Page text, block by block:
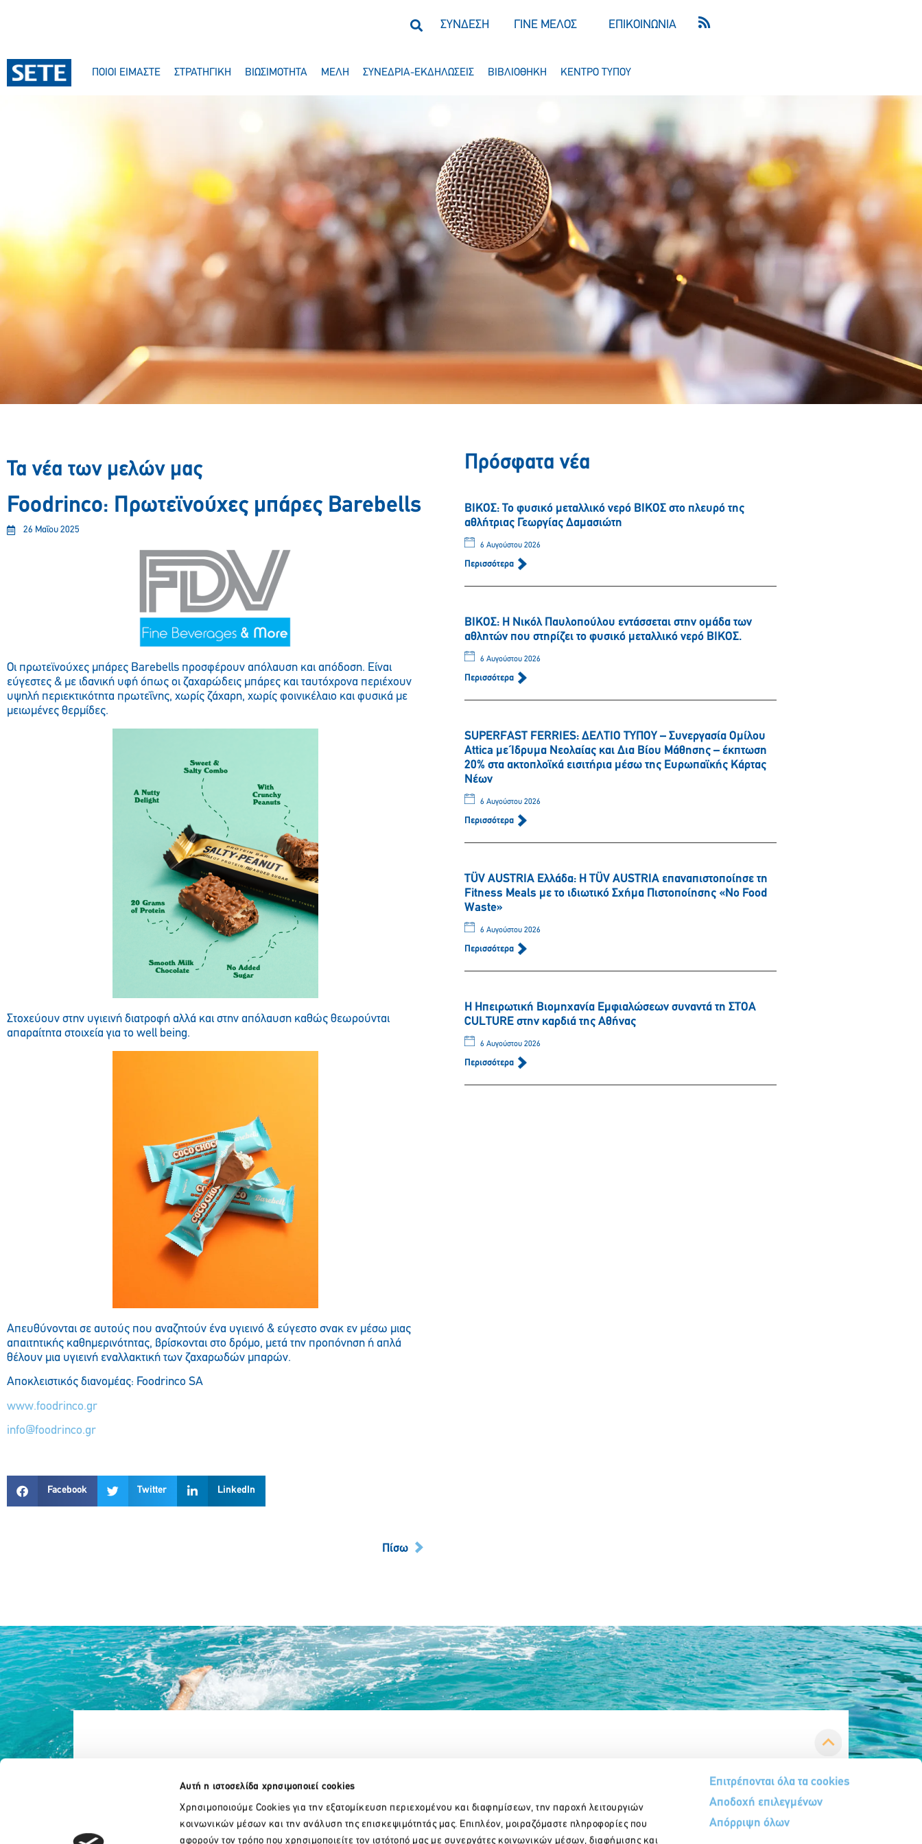
Αυτή η ιστοσελίδα χρησιμοποιεί cookies
Χρησιμοποιούμε Cookies για την εξατομίκευση περιεχομένου και διαφημίσεων, την παροχή λειτουργιών
κοινωνικών μέσων και την ανάλυση της επισκεψιμότητάς μας. Επιπλέον, μοιραζόμαστε πληροφορίες που
αφορούν τον τρόπο που χρησιμοποιείτε τον ιστότοπό μας με συνεργάτες κοινωνικών μέσων, διαφήμισης και
Επιτρέπονται όλα τα cookies
Αποδοχή επιλεγμένων
Απόρριψη όλων
ΣΥΝΔΕΣΗ ΓΙΝΕ ΜΕΛΟΣ ΕΠΙΚΟΙΝΩΝΙΑ
ΠΟΙΟΙ ΕΙΜΑΣΤΕ ΣΤΡΑΤΗΓΙΚΗ ΒΙΩΣΙΜΟΤΗΤΑ ΜΕΛΗ ΣΥΝΕΔΡΙΑ-ΕΚΔΗΛΩΣΕΙΣ ΒΙΒΛΙΟΘΗΚΗ ΚΕΝΤΡΟ ΤΥΠΟΥ
Τα νέα των μελών μας
Foodrinco: Πρωτεϊνούχες μπάρες Barebells
26 Μαΐου 2025
Οι πρωτεϊνούχες μπάρες Barebells προσφέρουν απόλαυση και απόδοση. Είναι
εύγεστες & με ιδανική υφή όπως οι ζαχαρώδεις μπάρες και ταυτόχρονα περιέχουν
υψηλή περιεκτικότητα πρωτεΐνης, χωρίς ζάχαρη, χωρίς φοινικέλαιο και φυσικά με
μειωμένες θερμίδες.
Στοχεύουν στην υγιεινή διατροφή αλλά και στην απόλαυση καθώς θεωρούνται
απαραίτητα στοιχεία για το well being.
Απευθύνονται σε αυτούς που αναζητούν ένα υγιεινό & εύγεστο σνακ εν μέσω μιας
απαιτητικής καθημερινότητας, βρίσκονται στο δρόμο, μετά την προπόνηση ή απλά
θέλουν μια υγιεινή εναλλακτική των ζαχαρωδών μπαρών.
Aποκλειστικός διανομέας: Foodrinco SA
www.foodrinco.gr
info@foodrinco.gr
Facebook Twitter LinkedIn
Πίσω
Πρόσφατα νέα
ΒΙΚΟΣ: Το φυσικό μεταλλικό νερό ΒΙΚΟΣ στο πλευρό της
αθλήτριας Γεωργίας Δαμασιώτη
6 Αυγούστου 2026
Περισσότερα
ΒΙΚΟΣ: Η Νικόλ Παυλοπούλου εντάσσεται στην ομάδα των
αθλητών που στηρίζει το φυσικό μεταλλικό νερό ΒΙΚΟΣ.
6 Αυγούστου 2026
Περισσότερα
SUPERFAST FERRIES: ΔΕΛΤΙΟ ΤΥΠΟΥ – Συνεργασία Ομίλου
Attica με Ίδρυμα Νεολαίας και Δια Βίου Μάθησης – έκπτωση
20% στα ακτοπλοϊκά εισιτήρια μέσω της Ευρωπαϊκής Κάρτας
Νέων
6 Αυγούστου 2026
Περισσότερα
TÜV AUSTRIA Ελλάδα: Η TÜV AUSTRIA επαναπιστοποίησε τη
Fitness Meals με το ιδιωτικό Σχήμα Πιστοποίησης «No Food
Waste»
6 Αυγούστου 2026
Περισσότερα
Η Ηπειρωτική Βιομηχανία Εμφιαλώσεων συναντά τη ΣΤΟΑ
CULTURE στην καρδιά της Αθήνας
6 Αυγούστου 2026
Περισσότερα
Παρακαλώ περιμένετε…